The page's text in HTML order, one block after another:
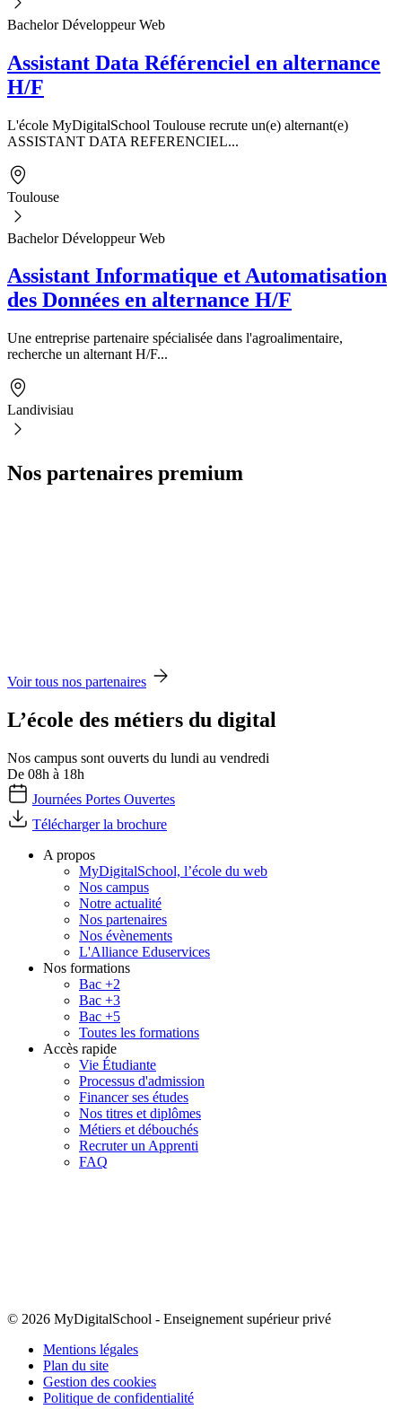
Bachelor Développeur Web
Assistant Data Référenciel en alternance
H/F
L'école MyDigitalSchool Toulouse recrute un(e) alternant(e)
ASSISTANT DATA REFERENCIEL...
Toulouse
Bachelor Développeur Web
Assistant Informatique et Automatisation
des Données en alternance H/F
Une entreprise partenaire spécialisée dans l'agroalimentaire,
recherche un alternant H/F...
Landivisiau
Nos partenaires premium
Voir tous nos partenaires
L’école des métiers du digital
Nos campus sont ouverts du lundi au vendredi
De 08h à 18h
Journées Portes Ouvertes
Télécharger la brochure
A propos
MyDigitalSchool, l’école du web
Nos campus
Notre actualité
Nos partenaires
Nos évènements
L'Alliance Eduservices
Nos formations
Bac +2
Bac +3
Bac +5
Toutes les formations
Accès rapide
Vie Étudiante
Processus d'admission
Financer ses études
Nos titres et diplômes
Métiers et débouchés
Recruter un Apprenti
FAQ
© 2026 MyDigitalSchool - Enseignement supérieur privé
Mentions légales
Plan du site
Gestion des cookies
Politique de confidentialité